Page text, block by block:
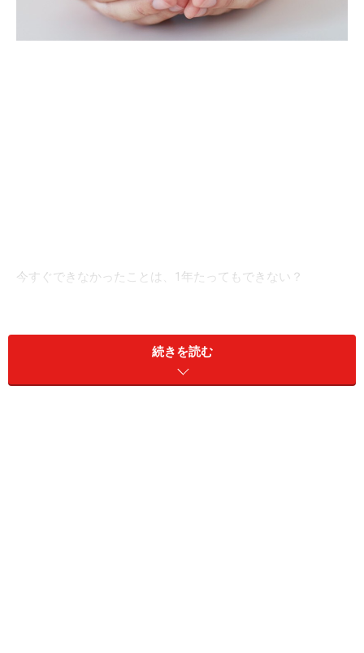
今すぐできなかったことは、1年たってもできない？
海外旅行にもあまり興味がない、車は買わないなど、大
きな出費を控える一方で、コストパフォーマンスのいい
買い物を楽しんだり、ブランド品よりは、自分なりにア
続きを読む